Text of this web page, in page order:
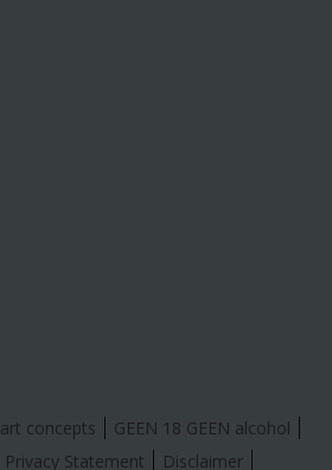
concepts
GEEN 18 GEEN alcohol
Privacy Statement Disclaimer